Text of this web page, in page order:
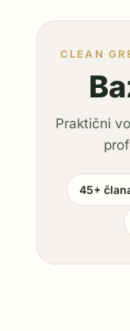
CLEAN
Praktični
45+